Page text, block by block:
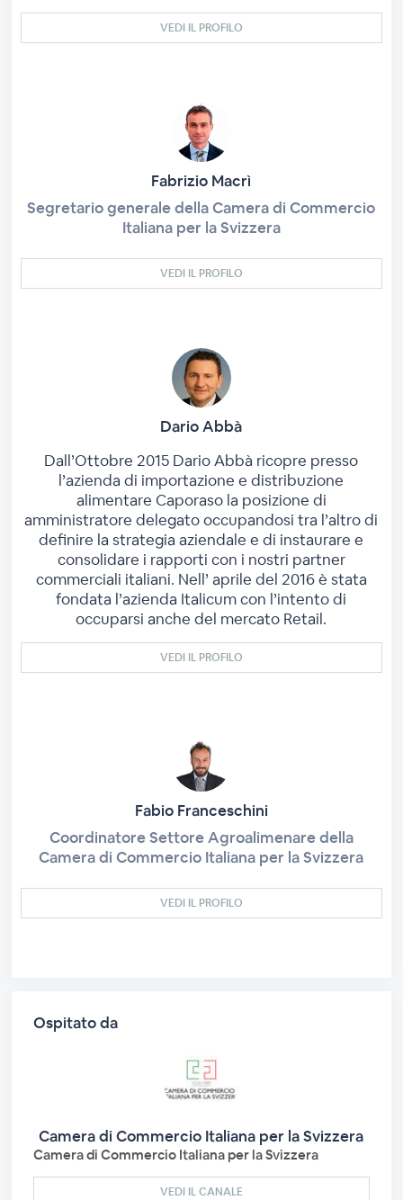
VEDI IL PROFILO
Fabrizio Macrì
Segretario generale della Camera di Commercio
Italiana per la Svizzera
VEDI IL PROFILO
Dario Abbà
Dall’Ottobre 2015 Dario Abbà ricopre presso
l’azienda di importazione e distribuzione
alimentare Caporaso la posizione di
amministratore delegato occupandosi tra l’altro di
definire la strategia aziendale e di instaurare e
consolidare i rapporti con i nostri partner
commerciali italiani. Nell’ aprile del 2016 è stata
fondata l’azienda Italicum con l’intento di
occuparsi anche del mercato Retail.
VEDI IL PROFILO
Fabio Franceschini
Coordinatore Settore Agroalimenare della
Camera di Commercio Italiana per la Svizzera
VEDI IL PROFILO
Ospitato da
Camera di Commercio Italiana per la Svizzera
Camera di Commercio Italiana per la Svizzera
VEDI IL CANALE